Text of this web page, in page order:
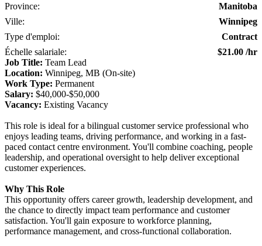
Province
Manitoba
Ville
Winnipeg
Type d'emploi
Contract
Échelle salariale
$21.00 /hr
Job Title: Team Lead
Location: Winnipeg, MB (On-site)
Work Type: Permanent
Salary: $40,000-$50,000
Vacancy: Existing Vacancy
This role is ideal for a bilingual customer service professional who
enjoys leading teams, driving performance, and working in a fast-
paced contact centre environment. You'll combine coaching, people
leadership, and operational oversight to help deliver exceptional
customer experiences.
Why This Role
This opportunity offers career growth, leadership development, and
the chance to directly impact team performance and customer
satisfaction. You'll gain exposure to workforce planning,
performance management, and cross-functional collaboration.